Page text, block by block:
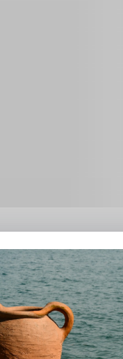
Explore